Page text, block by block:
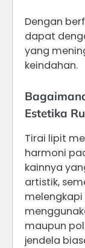
Dengan
dapat
yang
keindahan.
Estetika
Tirai lipit
harmoni
kainnya
artistik,
melengkapi
maupun
jendela